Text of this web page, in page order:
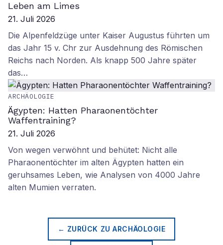
Leben am Limes
21. Juli 2026
Die Alpenfeldzüge unter Kaiser Augustus führten um
das Jahr 15 v. Chr zur Ausdehnung des Römischen
Reichs nach Norden. Als knapp 500 Jahre später
das…
ARCHÄOLOGIE
Ägypten: Hatten Pharaonentöchter
Waffentraining?
21. Juli 2026
Von wegen verwöhnt und behütet: Nicht alle
Pharaonentöchter im alten Ägypten hatten ein
geruhsames Leben, wie Analysen von 4000 Jahre
alten Mumien verraten.
← ZURÜCK ZUARCHÄOLOGIE